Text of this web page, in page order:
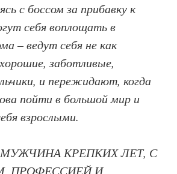
с боссом за прибавку к
себя воплощать в
– ведут себя не как
заботливые,
и пережидают, когда
пойти в большой мир и
взрослыми.
КРЕПКИХ ЛЕТ, С
ПРОФЕССИЕЙ И